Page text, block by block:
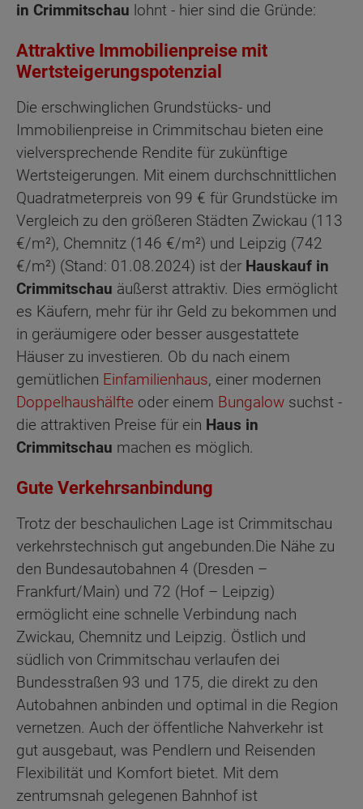
in Crimmitschau lohnt - hier sind die Gründe:
Attraktive Immobilienpreise mit
Wertsteigerungspotenzial
Die erschwinglichen Grundstücks- und
Immobilienpreise in Crimmitschau bieten eine
vielversprechende Rendite für zukünftige
Wertsteigerungen. Mit einem durchschnittlichen
Quadratmeterpreis von 99 € für Grundstücke im
Vergleich zu den größeren Städten Zwickau (113
€/m²), Chemnitz (146 €/m²) und Leipzig (742
€/m²) (Stand: 01.08.2024) ist der Hauskauf in
Crimmitschau äußerst attraktiv. Dies ermöglicht
es Käufern, mehr für ihr Geld zu bekommen und
in geräumigere oder besser ausgestattete
Häuser zu investieren. Ob du nach einem
gemütlichen Einfamilienhaus, einer modernen
Doppelhaushälfte oder einem Bungalow suchst -
die attraktiven Preise für ein Haus in
Crimmitschau machen es möglich.
Gute Verkehrsanbindung
Trotz der beschaulichen Lage ist Crimmitschau
verkehrstechnisch gut angebunden.Die Nähe zu
den Bundesautobahnen 4 (Dresden –
Frankfurt/Main) und 72 (Hof – Leipzig)
ermöglicht eine schnelle Verbindung nach
Zwickau, Chemnitz und Leipzig. Östlich und
südlich von Crimmitschau verlaufen dei
Bundesstraßen 93 und 175, die direkt zu den
Autobahnen anbinden und optimal in die Region
vernetzen. Auch der öffentliche Nahverkehr ist
gut ausgebaut, was Pendlern und Reisenden
Flexibilität und Komfort bietet. Mit dem
zentrumsnah gelegenen Bahnhof ist